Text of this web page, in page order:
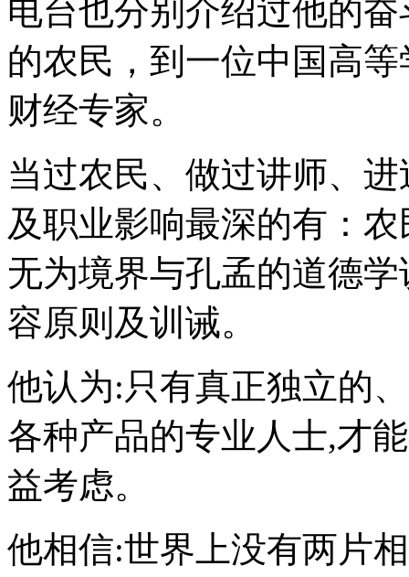
电台也分别介绍过他的
的农民，到一位中国高
财经专家。
当过农民、做过讲师、
及职业影响最深的有：
无为境界与孔孟的道德
容原则及训诫。
他认为:只有真正独立的
各种产品的专业人士,才
益考虑。
他相信:世界上没有两片